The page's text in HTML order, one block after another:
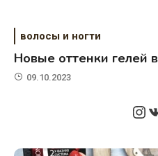
волосы и ногти
Новые оттенки гелей
09.10.2023